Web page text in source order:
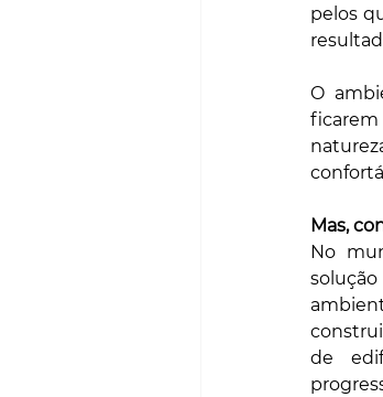
pelos
O
ficarem
Mas,
No
de